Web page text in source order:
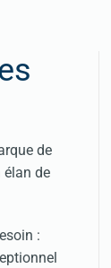
de
élan de
: